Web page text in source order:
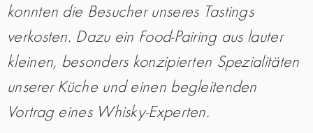
konnten die Besucher unseres Tastings
verkosten. Dazu ein Food-Pairing aus lauter
kleinen, besonders konzipierten Spezialitäten
unserer Küche und einen begleitenden
Vortrag eines Whisky-Experten.